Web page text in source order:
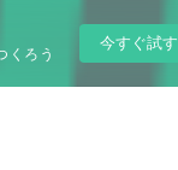
くろう
今すぐ試す